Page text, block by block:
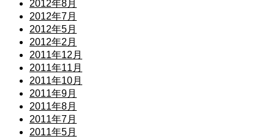
2012年8月
2012年7月
2012年5月
2012年2月
2011年12月
2011年11月
2011年10月
2011年9月
2011年8月
2011年7月
2011年5月